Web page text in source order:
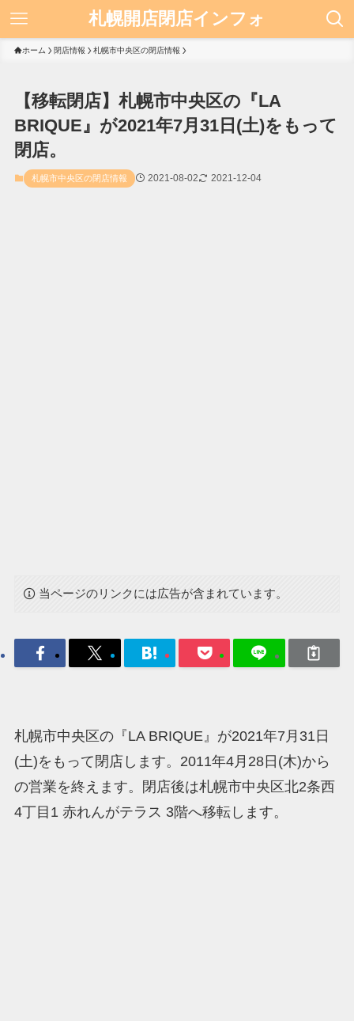
札幌開店閉店インフォ
ホーム 閉店情報 札幌市中央区の閉店情報
【移転閉店】札幌市中央区の『LA
BRIQUE』が2021年7月31日(土)をもって
閉店。
札幌市中央区の閉店情報 2021-08-02 2021-12-04
当ページのリンクには広告が含まれています。
札幌市中央区の『LA BRIQUE』が2021年7月31日
(土)をもって閉店します。2011年4月28日(木)から
の営業を終えます。閉店後は札幌市中央区北2条西
4丁目1 赤れんがテラス 3階へ移転します。